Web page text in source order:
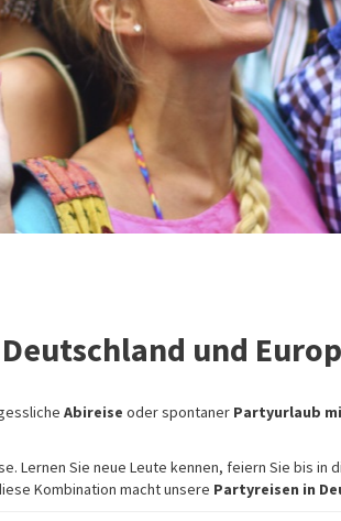
und
Abireise oder spontaner Partyurlaub
Lernen Sie neue Leute kennen, feiern Sie bis
Kombination macht unsere Partyreisen in